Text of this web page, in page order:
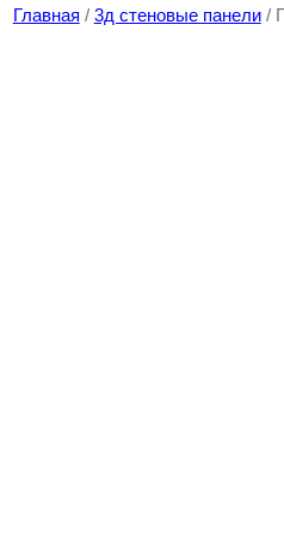
Главная / 3д стеновые панели/